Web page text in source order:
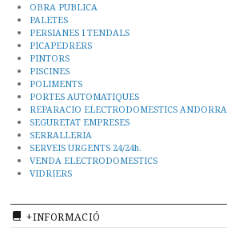
OBRA PUBLICA
PALETES
PERSIANES I TENDALS
PICAPEDRERS
PINTORS
PISCINES
POLIMENTS
PORTES AUTOMATIQUES
REPARACIO ELECTRODOMESTICS ANDORRA
SEGURETAT EMPRESES
SERRALLERIA
SERVEIS URGENTS 24/24h.
VENDA ELECTRODOMESTICS
VIDRIERS
+INFORMACIÓ